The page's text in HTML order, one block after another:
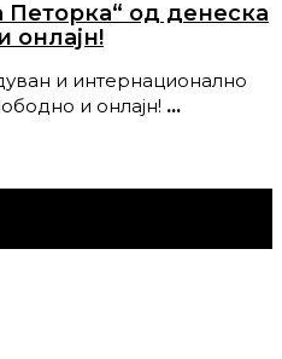
од денеска
онлајн!
и интернационално
и онлајн! …